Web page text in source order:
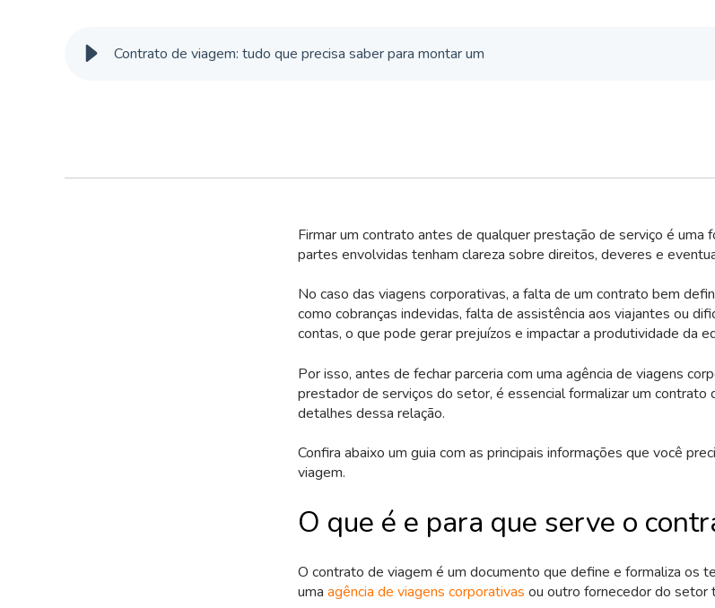
Contrato de viagem: tudo que precisa saber para montar um
Firmar um contrato antes de qualquer prestação de serviço é uma
partes envolvidas tenham clareza sobre direitos, deveres e
No caso das viagens corporativas, a falta de um contrato bem
como cobranças indevidas, falta de assistência aos viajantes ou
contas, o que pode gerar prejuízos e impactar a produtividade da
Por isso, antes de fechar parceria com uma agência de viagens
prestador de serviços do setor, é essencial formalizar um
detalhes dessa relação.
Confira abaixo um guia com as principais informações que você
viagem.
O que é e para que serve o
O contrato de viagem é um documento que define e formaliza os
uma agência de viagens corporativas ou outro fornecedor do setor